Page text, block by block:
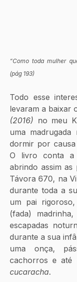
“Como toda mulher
(pág 193)
Todo esse
levaram a baixar
(2016) no meu
uma
dormir por
O livro conta a
abrindo assim
Távora 670, na
durante toda a
um pai
(fada)
escapadas
durante a sua
uma onça,
cachorros e até
cucaracha.